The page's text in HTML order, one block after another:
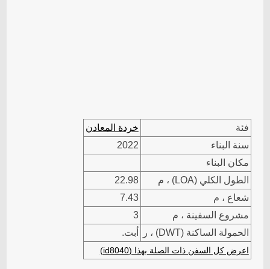
فئة
خردة المعادن
سنة البناء
2022
مكان البناء
الطول الكلي (LOA) ، م
22.98
شعاع ، م
7.43
مشروع السفينة ، م
3
الحمولة الساكنة (DWT) ، ر
أبت.
اعرض كل السفن ذات الصلة بهذا (id8040)